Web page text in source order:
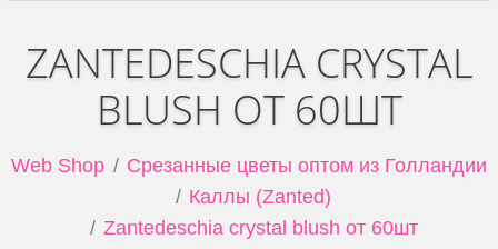
ZANTEDESCHIA CRYSTAL
BLUSH ОТ 60ШТ
Web Shop
Срезанные цветы оптом из Голландии
Каллы (Zanted)
Zantedeschia crystal blush от 60шт